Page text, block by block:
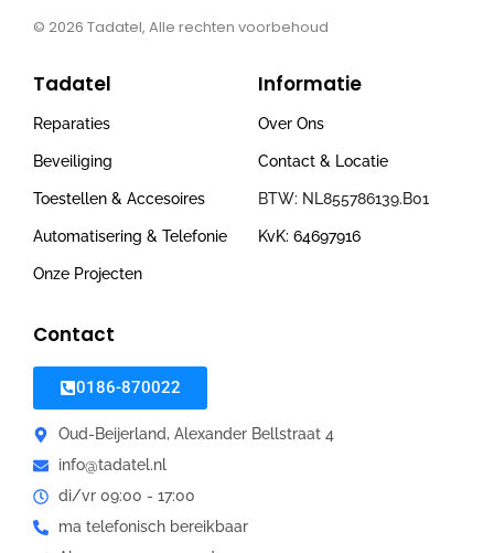
© 2026 Tadatel, Alle rechten voorbehoud
Tadatel
Reparaties
Beveiliging
Toestellen & Accesoires
Automatisering & Telefonie
Onze Projecten
Informatie
Over Ons
Contact & Locatie
BTW: NL855786139.B01
KvK: 64697916
Contact
0186-870022
Oud-Beijerland, Alexander Bellstraat 4
info@tadatel.nl
di/vr 09:00 - 17:00
ma telefonisch bereikbaar